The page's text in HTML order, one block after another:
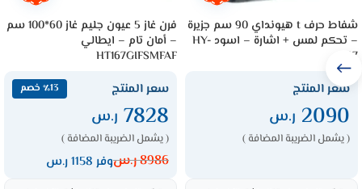
شفاط حرف t هيونداي 90 سم جزيرة
– تحكم لمس + اشارة – اسود HY-
07
سعر المنتج
2090 ر.س
( يشمل الضريبة المضافة )
فرن غاز 5 عيون جليم غاز 60*100 سم
– أمان تام – ايطالي
HT167GIFSMFAF
سعر المنتج ٪13 خصم
7828 ر.س
( يشمل الضريبة المضافة )
8986ر.سوفر 1158 ر.س